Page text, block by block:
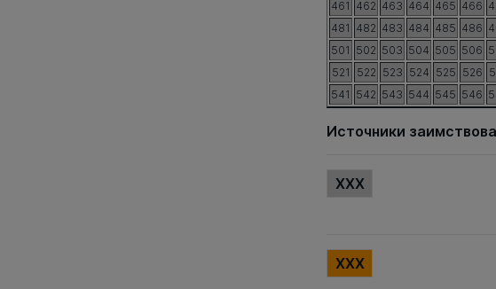
461 462 463 464 465 466
481 482 483 484 485 486
501 502 503 504 505 506
521
522 523 524 525 526
541 542 543 544 545 546
Источники
XXX
XXX